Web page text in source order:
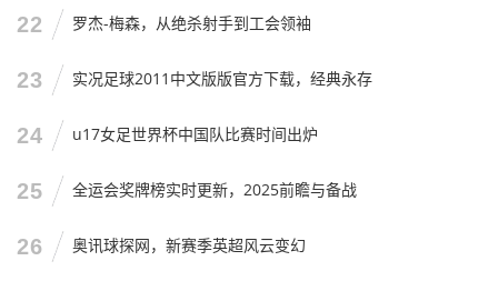
我想对弗拉帕尔说,虽然她听不到：谢谢你，谢谢你让我们看
么是专业，什么是热爱。
未来的日子里,我相信我们还会在更多的顶级赛事中看到她，
也许是下一届世界杯，也许是欧冠决赛，无论她在哪里，只
要哨声响起，她就是那个掌控全场的女王。
纳每一个勇敢的灵魂。
22 罗杰-梅森，从绝杀射手到工会领袖
23 实况足球2011中文版版官方下载，经典永存
24 u17女足世界杯中国队比赛时间出炉
25 全运会奖牌榜实时更新，2025前瞻与备战
26 奥讯球探网，新赛季英超风云变幻